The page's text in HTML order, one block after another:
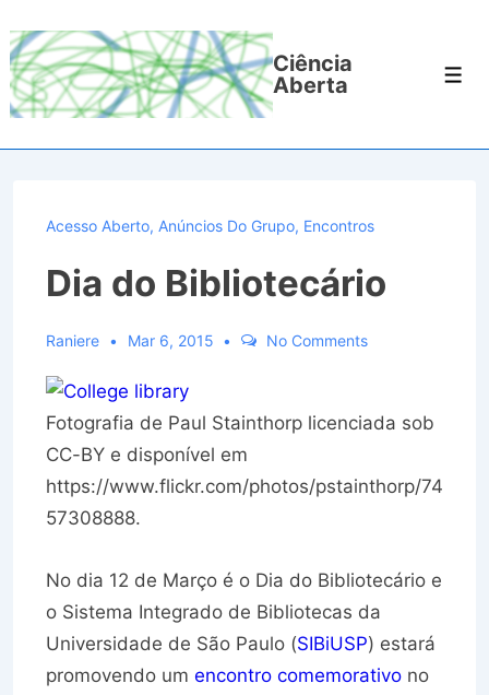
para
Ciência
Aberta
Acesso Aberto, Anúncios Do Grupo, Encontros
Dia do Bibliotecário
Raniere Mar 6, 2015 No Comments
Fotografia de Paul Stainthorp licenciada sob
CC-BY e disponível em
https://www.flickr.com/photos/pstainthorp/74
57308888.
No dia 12 de Março é o Dia do Bibliotecário e
o Sistema Integrado de Bibliotecas da
Universidade de São Paulo (SIBiUSP) estará
promovendo um encontro comemorativo no